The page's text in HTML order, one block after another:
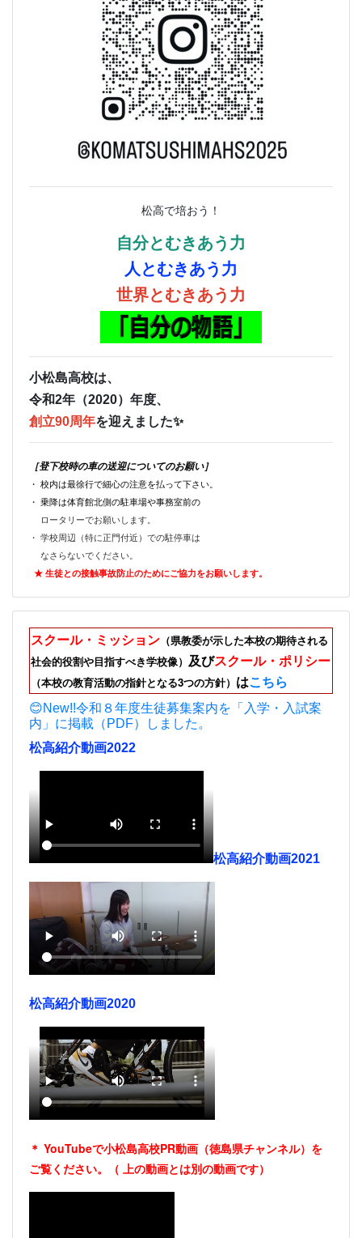
松高で培おう！
自分とむきあう力
人とむきあう力
世界とむきあう力
小松島高校は、
令和2年（2020）年度、
創立90周年を迎えました✨
［登下校時の車の送迎についてのお願い］
・ 校内は最徐行で細心の注意を払って下さい。
・ 乗降は体育館北側の駐車場や事務室前の
ロータリーでお願いします。
・ 学校周辺（特に正門付近）での駐停車は
なさらないでください。
★ 生徒との接触事故防止のためにご協力をお願いします。
スクール・ミッション （県教委が示した本校の期待される
社会的役割や目指すべき学校像） 及びスクール・ポリシー
（本校の教育活動の指針となる3つの方針） はこちら
😊New!!令和８年度生徒募集案内を「入学・入試案
内」に掲載（PDF）しました。
松高紹介動画2022
松高紹介動画2021
松高紹介動画2020
＊ YouTubeで小松島高校PR動画（徳島県チャンネル）を
ご覧ください。（ 上の動画とは別の動画です）